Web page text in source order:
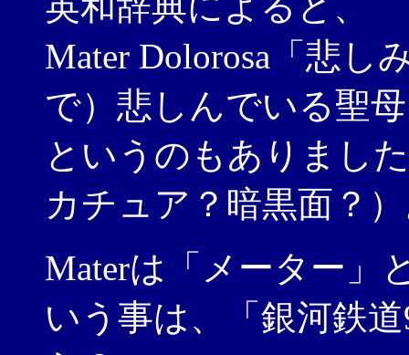
Mater Dolorosa「悲し
で）悲しんでいる聖
というのもありまし
カチュア？暗黒面？
Materは「メーター
いう事は、「銀河鉄